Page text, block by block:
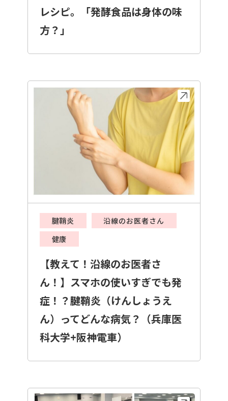
レシピ。「発酵食品は身体の味
方？」
腱鞘炎
沿線のお医者さん
健康
【教えて！沿線のお医者さ
ん！】スマホの使いすぎでも発
症！？腱鞘炎（けんしょうえ
ん）ってどんな病気？（兵庫医
科大学+阪神電車）